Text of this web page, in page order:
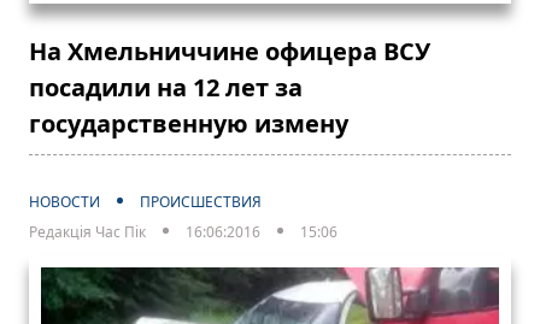
На Хмельниччине офицера ВСУ
посадили на 12 лет за
государственную измену
НОВОСТИ
ПРОИСШЕСТВИЯ
Редакція Час Пік
16:06:2016 15:06